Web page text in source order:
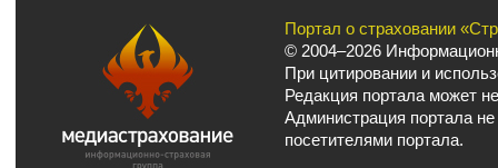
Портал о страховании
© 2004–2026
При цитировании и
Редакция портала может
Администрация портала
посетителями портала.